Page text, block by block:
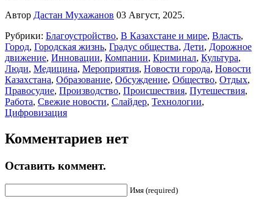
Автор Дастан Мухажанов 03 Август, 2025.
Рубрики: Благоустройство, В Казахстане и мире, Власть,
Город, Городская жизнь, Градус общества, Дети, Дорожное
движение, Инновации, Компании, Криминал, Культура,
Люди, Медицина, Мероприятия, Новости города, Новости
Казахстана, Образование, Обсуждение, Общество, Отдых,
Правосудие, Производство, Происшествия, Путешествия,
Работа, Свежие новости, Слайдер, Технологии,
Цифровизация
Комментариев нет
Оставить коммент.
Имя (required)